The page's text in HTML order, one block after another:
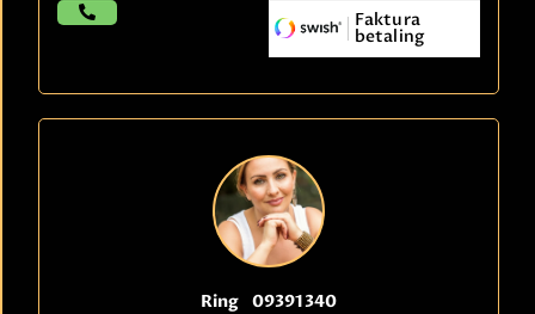
Faktura
betaling
Ring 09391340